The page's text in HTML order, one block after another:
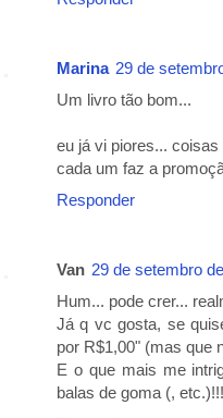
Marina 29 de
Um livro tão bom...
eu já vi piores...
cada um faz a
Responder
Van 29 de setembro
Hum... pode crer...
Já q vc gosta, se
por R$1,00" (mas que
E o que mais me
balas de goma (, etc.)!!!